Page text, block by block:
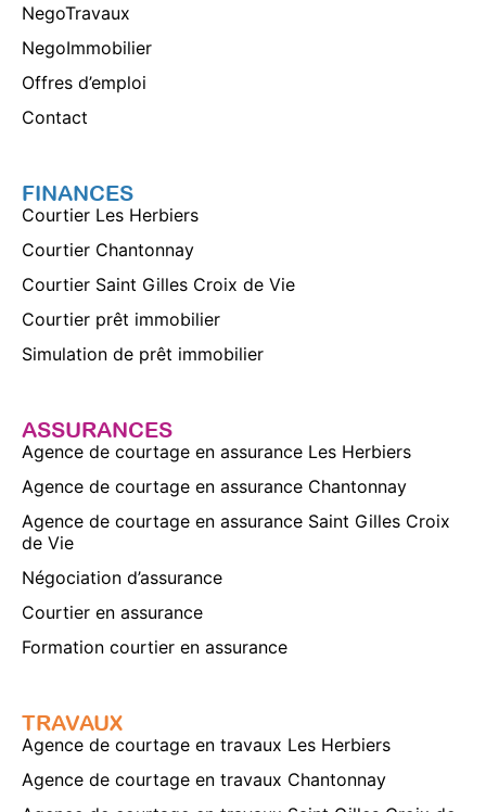
NegoTravaux
NegoImmobilier
Offres d’emploi
Contact
FINANCES
Courtier Les Herbiers
Courtier Chantonnay
Courtier Saint Gilles Croix de Vie
Courtier prêt immobilier
Simulation de prêt immobilier
ASSURANCES
Agence de courtage en assurance Les Herbiers
Agence de courtage en assurance Chantonnay
Agence de courtage en assurance Saint Gilles Croix
de Vie
Négociation d’assurance
Courtier en assurance
Formation courtier en assurance
TRAVAUX
Agence de courtage en travaux Les Herbiers
Agence de courtage en travaux Chantonnay